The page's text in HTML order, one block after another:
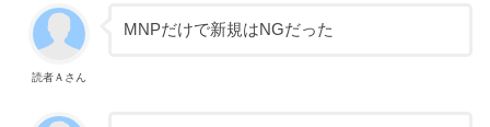
読者Ａさん
MNPだけで新規はNGだった